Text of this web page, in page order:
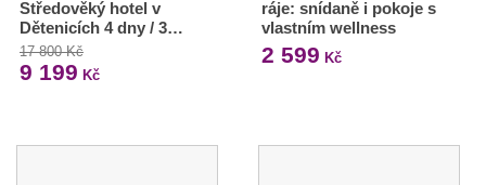
Středověký hotel v
Dětenicích 4 dny / 3…
17 800 Kč
9 199 Kč
ráje: snídaně i pokoje s
vlastním wellness
2 599 Kč